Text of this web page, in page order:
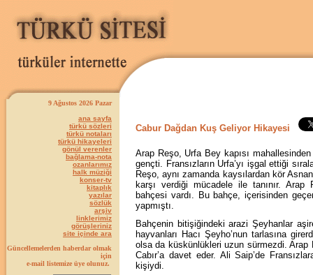
9 Ağustos 2026 Pazar
ana sayfa
türkü sözleri
türkü notaları
türkü hikayeleri
gönül verenler
bağlama-nota
ozanlarımız
halk müziği
konser-tv
kitaplık
yazılar
sözlük
arşiv
linklerimiz
görüşleriniz
site içinde ara
Güncellemelerden haberdar olmak
için
e-mail listemize üye olunuz.
Cabur Dağdan Kuş Geliyor Hikayesi
Arap Reşo, Urfa Bey kapısı
gençti. Fransızların Urfa’yı işgal ettiği
Reşo, aynı zamanda kaysılardan kör
karşı verdiği mücadele ile tanınır. Arap
bahçesi vardı. Bu bahçe, içerisinden
yapmıştı.
Bahçenin bitişiğindeki arazi Şeyhanlar
hayvanları Hacı Şeyho’nun tarlasına
olsa da küskünlükleri uzun sürmezdi. Arap
Cabır’a davet eder. Ali Saip’de
kişiydi.